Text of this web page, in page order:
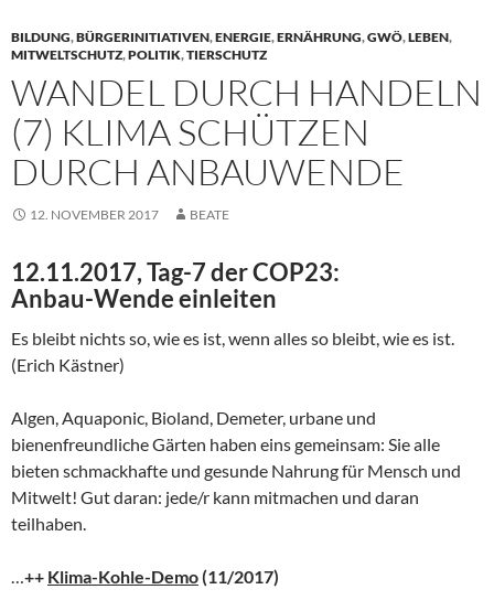
BILDUNG,BÜRGERINITIATIVEN,ENERGIE,ERNÄHRUNG,GWÖ,LEBEN,
MITWELTSCHUTZ,POLITIK,TIERSCHUTZ
WANDEL DURCH HANDELN
(7) KLIMA SCHÜTZEN
DURCH ANBAUWENDE
12. NOVEMBER 2017 BEATE
12.11.2017, Tag-7 der COP23:
Anbau-Wende einleiten
Es bleibt nichts so, wie es ist, wenn alles so bleibt, wie es ist.
(Erich Kästner)
Algen, Aquaponic, Bioland, Demeter, urbane und
bienenfreundliche Gärten haben eins gemeinsam: Sie alle
bieten schmackhafte und gesunde Nahrung für Mensch und
Mitwelt! Gut daran: jede/r kann mitmachen und daran
teilhaben.
…++ Klima-Kohle-Demo(11/2017)